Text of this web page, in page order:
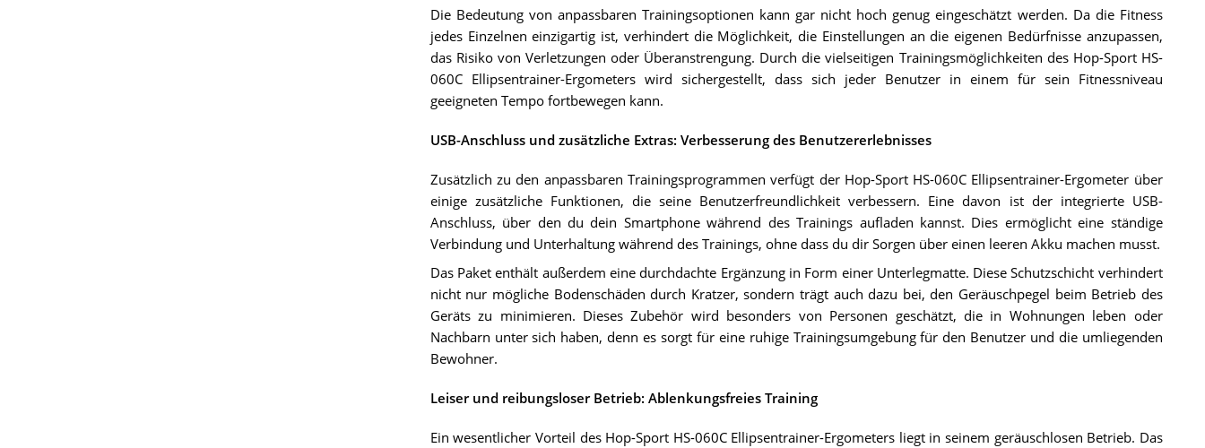
Die Bedeutung von anpassbaren Trainingsoptionen kann gar nicht hoch genug eingeschätzt werden. Da die Fitness
jedes Einzelnen einzigartig ist, verhindert die Möglichkeit, die Einstellungen an die eigenen Bedürfnisse anzupassen,
das Risiko von Verletzungen oder Überanstrengung. Durch die vielseitigen Trainingsmöglichkeiten des Hop-Sport HS-
060C Ellipsentrainer-Ergometers wird sichergestellt, dass sich jeder Benutzer in einem für sein Fitnessniveau
geeigneten Tempo fortbewegen kann.
USB-Anschluss und zusätzliche Extras: Verbesserung des Benutzererlebnisses
Zusätzlich zu den anpassbaren Trainingsprogrammen verfügt der Hop-Sport HS-060C Ellipsentrainer-Ergometer über
einige zusätzliche Funktionen, die seine Benutzerfreundlichkeit verbessern. Eine davon ist der integrierte USB-
Anschluss, über den du dein Smartphone während des Trainings aufladen kannst. Dies ermöglicht eine ständige
Verbindung und Unterhaltung während des Trainings, ohne dass du dir Sorgen über einen leeren Akku machen musst.
Das Paket enthält außerdem eine durchdachte Ergänzung in Form einer Unterlegmatte. Diese Schutzschicht verhindert
nicht nur mögliche Bodenschäden durch Kratzer, sondern trägt auch dazu bei, den Geräuschpegel beim Betrieb des
Geräts zu minimieren. Dieses Zubehör wird besonders von Personen geschätzt, die in Wohnungen leben oder
Nachbarn unter sich haben, denn es sorgt für eine ruhige Trainingsumgebung für den Benutzer und die umliegenden
Bewohner.
Leiser und reibungsloser Betrieb: Ablenkungsfreies Training
Ein wesentlicher Vorteil des Hop-Sport HS-060C Ellipsentrainer-Ergometers liegt in seinem geräuschlosen Betrieb. Das